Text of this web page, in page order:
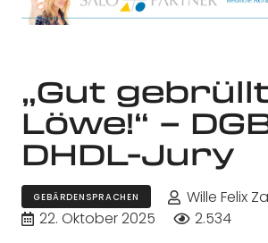
„Gut
Löwe!“ –
DHDL-Jury
GEBÄRDENSPRACHEN
Wille Felix
22. Oktober 2025
2.534